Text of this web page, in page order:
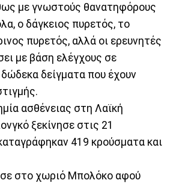
με γνωστούς θανατηφόρους
ο δάγκειος πυρετός, το
πυρετός, αλλά οι ερευνητές
με βάση ελέγχους σε
δείγματα που έχουν
ασθένειας στη Λαϊκή
ξεκίνησε στις 21
419 κρούσματα και
στο χωριό Μπολόκο αφού